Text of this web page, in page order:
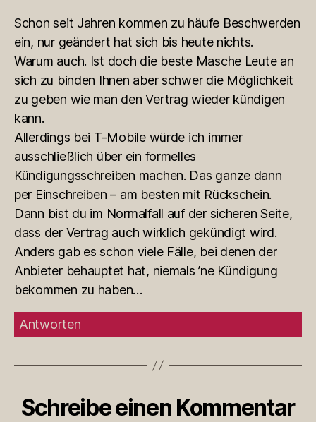
Schon seit Jahren kommen zu häufe Beschwerden
ein, nur geändert hat sich bis heute nichts.
Warum auch. Ist doch die beste Masche Leute an
sich zu binden Ihnen aber schwer die Möglichkeit
zu geben wie man den Vertrag wieder kündigen
kann.
Allerdings bei T-Mobile würde ich immer
ausschließlich über ein formelles
Kündigungsschreiben machen. Das ganze dann
per Einschreiben – am besten mit Rückschein.
Dann bist du im Normalfall auf der sicheren Seite,
dass der Vertrag auch wirklich gekündigt wird.
Anders gab es schon viele Fälle, bei denen der
Anbieter behauptet hat, niemals ’ne Kündigung
bekommen zu haben…
Antworten
Schreibe einen Kommentar